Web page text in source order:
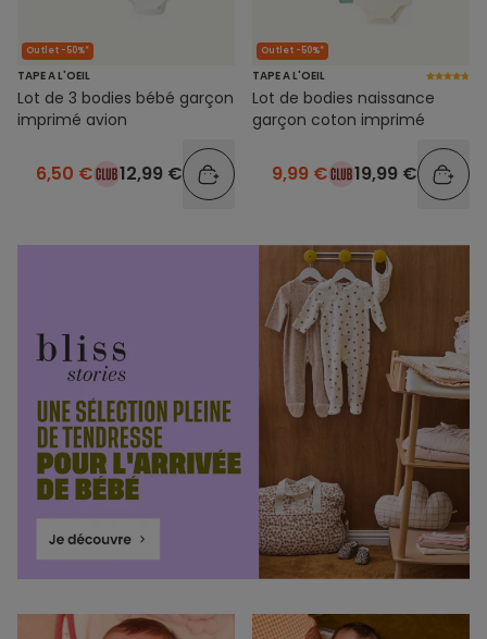
Outlet -50%*
TAPE A L'OEIL
Lot de 3 bodies bébé garçon
imprimé avion
6,50 € 12,99 €
Outlet -50%*
TAPE A L'OEIL
Lot de bodies naissance
garçon coton imprimé
9,99 € 19,99 €